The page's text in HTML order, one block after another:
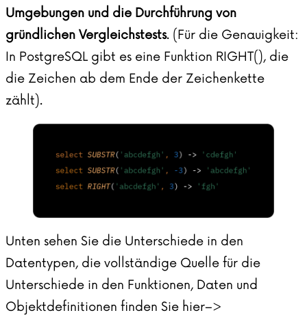
Umgebungen und die Durchführung von
gründlichen Vergleichstests. (Für die Genauigkeit:
In PostgreSQL gibt es eine Funktion RIGHT(), die
die Zeichen ab dem Ende der Zeichenkette
zählt).
Unten sehen Sie die Unterschiede in den
Datentypen, die vollständige Quelle für die
Unterschiede in den Funktionen, Daten und
Objektdefinitionen finden Sie hier–>